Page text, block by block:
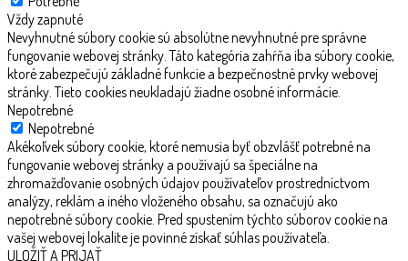
Vždy zapnuté
Nevyhnutné súbory cookie sú absolútne nevyhnutné pre správne
fungovanie webovej stránky. Táto kategória zahŕňa iba súbory cookie,
ktoré zabezpečujú základné funkcie a bezpečnostné prvky webovej
stránky. Tieto cookies neukladajú žiadne osobné informácie.
Nepotrebné
Nepotrebné
Akékoľvek súbory cookie, ktoré nemusia byť obzvlášť potrebné na
fungovanie webovej stránky a používajú sa špeciálne na
zhromažďovanie osobných údajov používateľov prostredníctvom
analýzy, reklám a iného vloženého obsahu, sa označujú ako
nepotrebné súbory cookie. Pred spustením týchto súborov cookie na
vašej webovej lokalite je povinné získať súhlas používateľa.
ULOŽIŤ A PRIJAŤ